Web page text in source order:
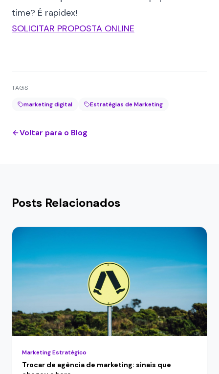
time? É rapidex!
SOLICITAR PROPOSTA ONLINE
TAGS
marketing digital Estratégias de Marketing
Voltar para o Blog
Posts Relacionados
Marketing Estratégico
Trocar de agência de marketing: sinais que